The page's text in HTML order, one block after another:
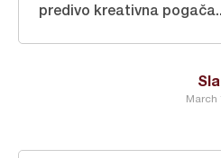
March
predivo kreativna